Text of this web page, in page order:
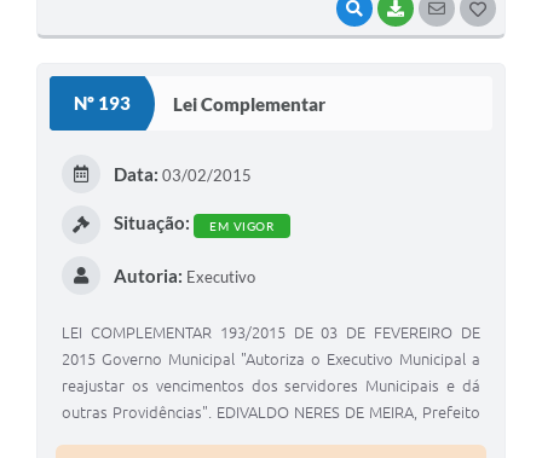
VISUALIZAR
BAIXARSEGUIR
Nº 193 Lei Complementar
Data: 03/02/2015
Situação: EM VIGOR
Autoria: Executivo
LEI COMPLEMENTAR 193/2015 DE 03 DE FEVEREIRO DE
2015 Governo Municipal "Autoriza o Executivo Municipal a
reajustar os vencimentos dos servidores Municipais e dá
outras Providências". EDIVALDO NERES DE MEIRA, Prefeito